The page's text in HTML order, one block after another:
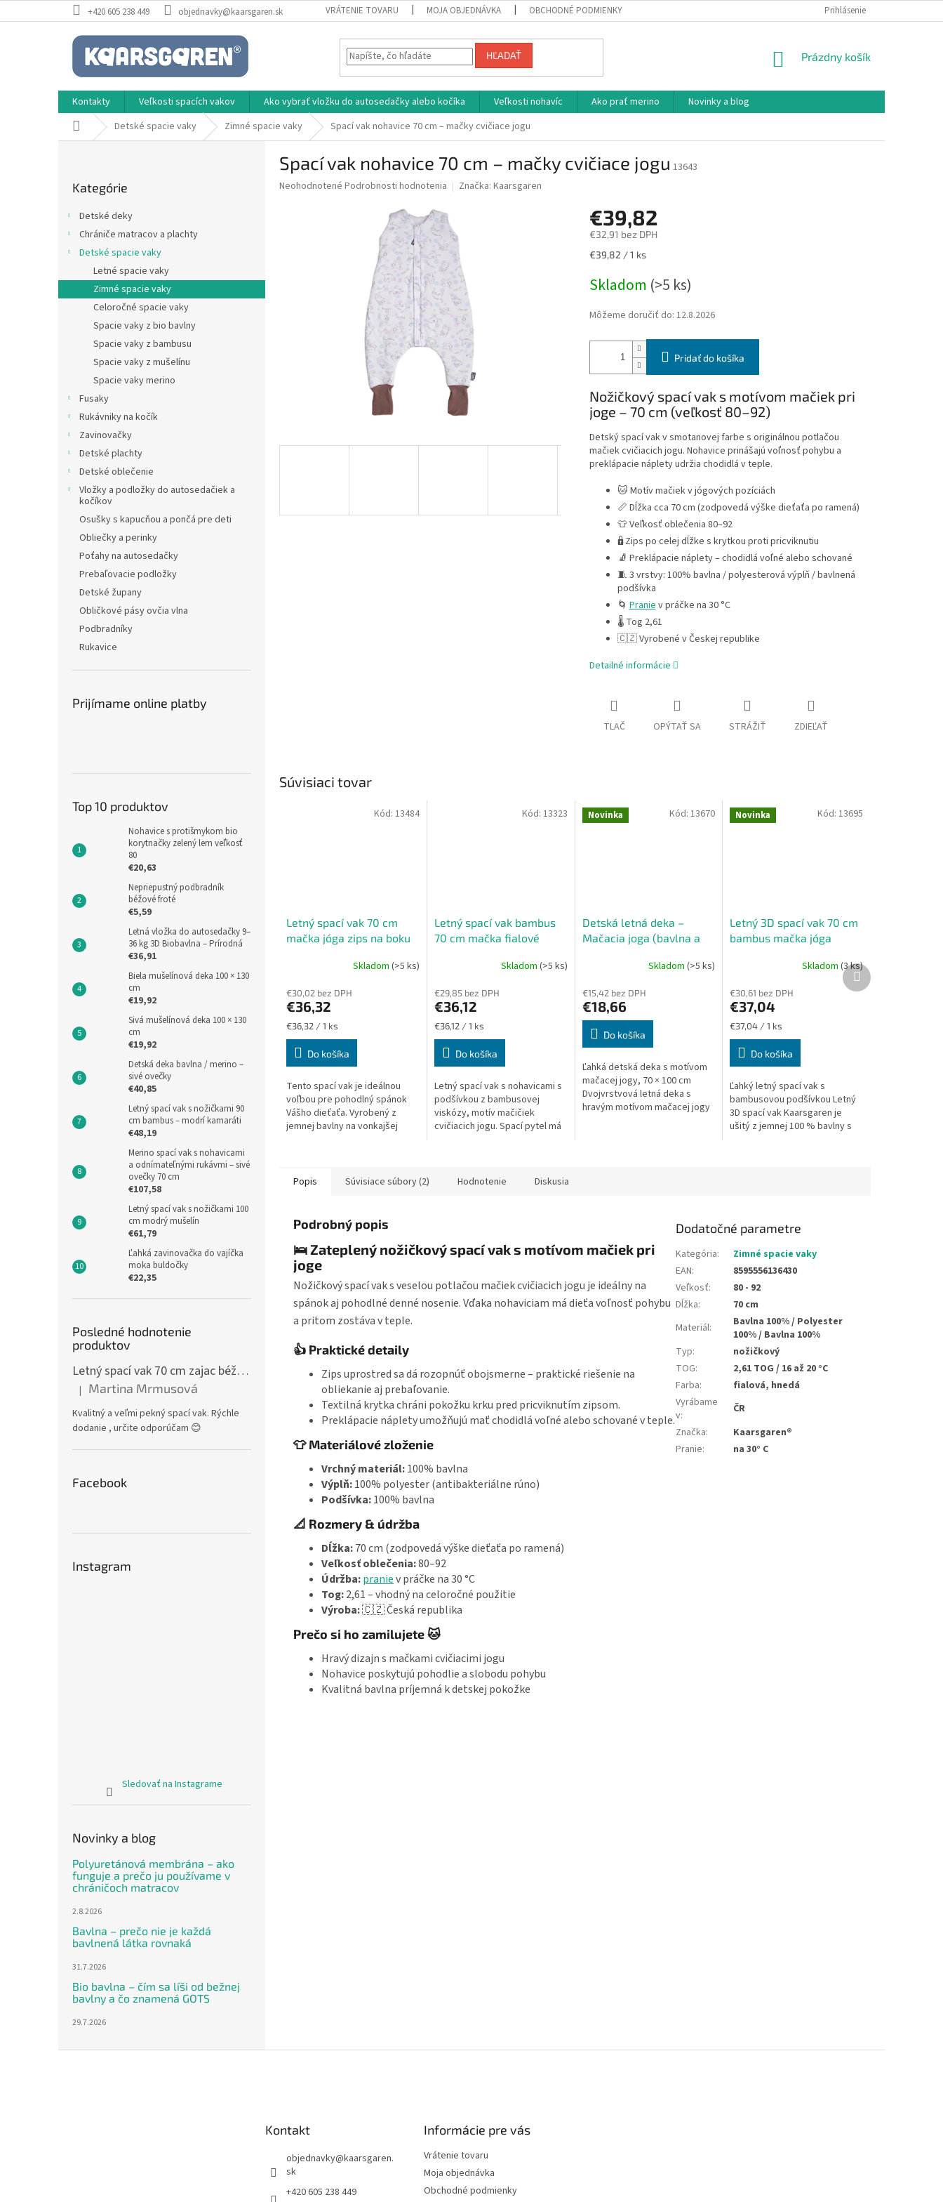
na
+420 605 238 449 objednavky@kaarsgaren.sk VRÁTENIE TOVARU MOJA OBJEDNÁVKA OBCHODNÉ PODMIENKY AKO NAKUPOVAŤ
Prihlásenie
HĽADAŤ
NÁKUPNÝ
Prázdny košík
Kontakty Veľkosti spacích vakov Ako vybrať vložku do autosedačky alebo kočíka Veľkosti nohavíc Ako prať merino
Novinky a blog
DomovDetské spacie vaky Zimné spacie vaky Spací vak nohavice 70 cm – mačky cvičiace jogu
kategórie
Kategórie
Detské deky
Chrániče matracov a plachty
Detské spacie vaky
Letné spacie vaky
Zimné spacie vaky
Celoročné spacie vaky
Spacie vaky z bio bavlny
Spacie vaky z bambusu
Spacie vaky z mušelínu
Spacie vaky merino
Fusaky
Rukávniky na kočík
Zavinovačky
Detské plachty
Detské oblečenie
Vložky a podložky do autosedačiek a
kočíkov
Osušky s kapucňou a pončá pre deti
Obliečky a perinky
Poťahy na autosedačky
Prebaľovacie podložky
Detské župany
Obličkové pásy ovčia vlna
Podbradníky
Rukavice
Prijímame online platby
Top 10 produktov
Nohavice s protišmykom bio
korytnačky zelený lem veľkosť
80
€20,63
Nepriepustný podbradník
béžové froté
€5,59
Letná vložka do autosedačky 9–
36 kg 3D Biobavlna – Prírodná
€36,91
Biela mušelínová deka 100 × 130
cm
€19,92
Sivá mušelínová deka 100 × 130
cm
€19,92
Detská deka bavlna / merino –
sivé ovečky
€40,85
Letný spací vak s nožičkami 90
cm bambus – modrí kamaráti
€48,19
Merino spací vak s nohavicami
a odnímateľnými rukávmi – sivé
ovečky 70 cm
€107,58
Letný spací vak s nožičkami 100
cm modrý mušelín
€61,79
Ľahká zavinovačka do vajíčka
moka buldočky
€22,35
Posledné hodnotenie
produktov
Letný spací vak 70 cm zajac béžový zips na boku
Hodnotenie produktu je 5 z 5 hviezdičiek.
| Martina Mrmusová
Kvalitný a veľmi pekný spací vak. Rýchle
dodanie , určite odporúčam 😊
Facebook
Instagram
Sledovať na Instagrame
Novinky a blog
Polyuretánová membrána – ako
funguje a prečo ju používame v
chráničoch matracov
2.8.2026
Bavlna – prečo nie je každá
bavlnená látka rovnaká
31.7.2026
Bio bavlna – čím sa líši od bežnej
bavlny a čo znamená GOTS
29.7.2026
Spací vak nohavice 70 cm – mačky cvičiace jogu 13643
Priemerné
Neohodnotené Podrobnosti hodnotenia Značka: Kaarsgaren
€39,82
€32,91 bez DPH
Jednotková
€39,82 / 1 ks
Skladom (>5 ks)
Môžeme doručiť do: 12.8.2026
Pridať do košíka
Nožičkový spací vak s motívom mačiek pri
joge – 70 cm (veľkosť 80–92)
Detský spací vak v smotanovej farbe s originálnou potlačou
mačiek cvičiacich jogu. Nohavice prinášajú voľnosť pohybu a
preklápacie náplety udržia chodidlá v teple.
🐱 Motív mačiek v jógových pozíciách
📏 Dĺžka cca 70 cm (zodpovedá výške dieťaťa po ramená)
👕 Veľkosť oblečenia 80–92
🔒 Zips po celej dĺžke s krytkou proti pricviknutiu
🧦 Preklápacie náplety – chodidlá voľné alebo schované
🧵 3 vrstvy: 100% bavlna / polyesterová výplň / bavlnená
podšívka
🌀Praniev práčke na 30 °C
🌡 Tog 2,61
🇨🇿 Vyrobené v Českej republike
Detailné informácie
TLAČ OPÝTAŤ SA STRÁŽIŤ ZDIEĽAŤ
Súvisiaci tovar
Letný spací vak 70 cm
mačka jóga zips na boku
Skladom (>5 ks)
€30,02 bez DPH
€36,32
Jednotková
cena:
€36,32 / 1 ks
Do košíka
Tento spací vak je ideálnou
voľbou pre pohodlný spánok
Vášho dieťaťa. Vyrobený z
jemnej bavlny na vonkajšej
Kód: 13484
Letný spací vak bambus
70 cm mačka fialové
Skladom (>5 ks)
€29,85 bez DPH
€36,12
Jednotková
cena:
€36,12 / 1 ks
Do košíka
Letný spací vak s nohavicami s
podšívkou z bambusovej
viskózy, motív mačičiek
cvičiacich jogu. Spací pytel má
Kód: 13323 Novinka
Detská letná deka –
Mačacia joga (bavlna a
Skladom(>5 ks)
€15,42 bez DPH
€18,66
Do košíka
Ľahká detská deka s motívom
mačacej jogy, 70 × 100 cm
Dvojvrstvová letná deka s
hravým motívom mačacej jogy
Kód:13670 Novinka
Letný 3D spací vak 70 cm
bambus mačka jóga
Skladom (3 ks)
€30,61 bez DPH
€37,04
Jednotková
cena:
€37,04 / 1 ks
Do košíka
Ľahký letný spací vak s
bambusovou podšívkou Letný
3D spací vak Kaarsgaren je
ušitý z jemnej 100 % bavlny s
Kód: 13695
Ďalší
produkt
Popis Súvisiace súbory (2) Hodnotenie Diskusia
Podrobný popis
🛌 Zateplený nožičkový spací vak s motívom mačiek pri
joge
Nožičkový spací vak s veselou potlačou mačiek cvičiacich jogu je ideálny na
spánok aj pohodlné denné nosenie. Vďaka nohaviciam má dieťa voľnosť pohybu
a pritom zostáva v teple.
👍 Praktické detaily
Zips uprostred sa dá rozopnúť obojsmerne – praktické riešenie na
obliekanie aj prebaľovanie.
Textilná krytka chráni pokožku krku pred pricviknutím zipsom.
Preklápacie náplety umožňujú mať chodidlá voľné alebo schované v teple.
👕 Materiálové zloženie
Vrchný materiál:100% bavlna
Výplň:100% polyester (antibakteriálne rúno)
Podšívka:100% bavlna
📐 Rozmery & údržba
Dĺžka:70 cm (zodpovedá výške dieťaťa po ramená)
Veľkosť oblečenia:80–92
Údržba:praniev práčke na 30 °C
Tog:2,61 – vhodný na celoročné použitie
Výroba:🇨🇿 Česká republika
Prečo si ho zamilujete 🐱
Hravý dizajn s mačkami cvičiacimi jogu
Nohavice poskytujú pohodlie a slobodu pohybu
Kvalitná bavlna príjemná k detskej pokožke
Dodatočné parametre
Kategória:
Zimné spacie vaky
EAN:
8595556136430
Veľkosť:
80 - 92
Dĺžka:
70 cm
Materiál:
Bavlna 100% / Polyester
100% / Bavlna 100%
Typ:
nožičkový
TOG:
2,61 TOG / 16 až 20 °C
Farba:
fialová, hnedá
Vyrábame
v:
ČR
Značka:
Kaarsgaren®
Pranie: na 30° C
Kontakt
objednavky@kaarsgaren.
sk
+420 605 238 449
Informácie pre vás
Vrátenie tovaru
Moja objednávka
Obchodné podmienky